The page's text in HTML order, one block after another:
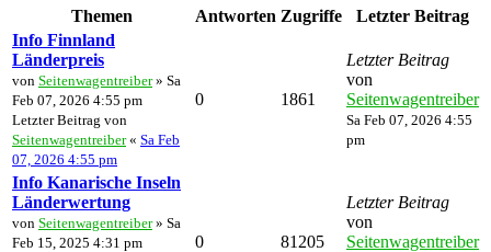
Themen Antworten Zugriffe
Letzter Beitrag
Info Finnland
Länderpreis
von Seitenwagentreiber» Sa
Feb 07, 2026 4:55 pm
Letzter Beitrag von
Seitenwagentreiber« Sa Feb
07, 2026 4:55 pm
0 1861
Letzter Beitrag
von
Seitenwagentreiber
Sa Feb 07, 2026 4:55
pm
Info Kanarische Inseln
Länderwertung
von Seitenwagentreiber» Sa
Feb 15, 2025 4:31 pm
0 81205
Letzter Beitrag
von
Seitenwagentreiber